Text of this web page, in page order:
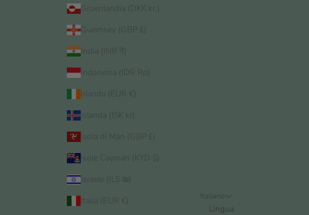
Groenlandia (DKK kr.)
Guernsey (GBP £)
India (INR ₹)
Indonesia (IDR Rp)
Irlanda (EUR €)
Islanda (ISK kr)
Isola di Man (GBP £)
Isole Cayman (KYD $)
Israele (ILS ₪)
Italia (EUR €)
Italiano
Lingua